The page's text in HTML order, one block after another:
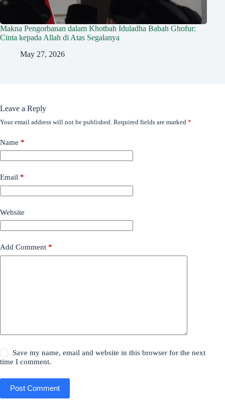
Makna Pengorbanan dalam Khotbah Iduladha Babah Ghofur:
Cinta kepada Allah di Atas Segalanya
May 27, 2026
Leave a Reply
Your email address will not be published. Required fields are marked *
Name *
Email *
Website
Add Comment *
Save my name, email and website in this browser for the next
time I comment.
Post Comment